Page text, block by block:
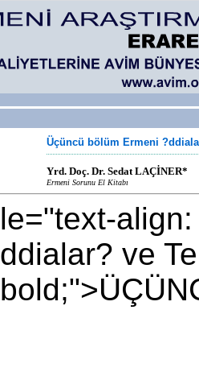
Üçüncü bölüm Ermeni
Yrd. Doç. Dr. Sedat LAÇİNER*
Ermeni Sorunu El Kitabı
le="text-
ddialar? ve